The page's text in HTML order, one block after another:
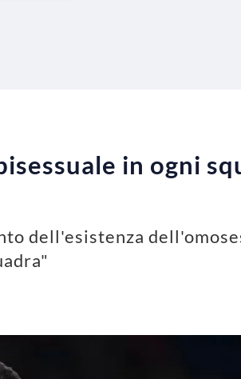
in ogni
dell'esistenza